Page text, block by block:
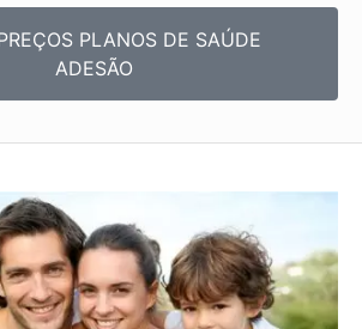
PLANOS DE SAÚDE
ADESÃO